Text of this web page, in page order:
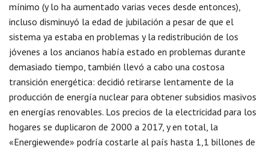
mínimo (y lo ha aumentado varias veces desde entonces),
incluso disminuyó la edad de jubilación a pesar de que el
sistema ya estaba en problemas y la redistribución de los
jóvenes a los ancianos había estado en problemas durante
demasiado tiempo, también llevó a cabo una costosa
transición energética: decidió retirarse lentamente de la
producción de energía nuclear para obtener subsidios masivos
en energías renovables. Los precios de la electricidad para los
hogares se duplicaron de 2000 a 2017, y en total, la
«Energiewende» podría costarle al país hasta 1,1 billones de